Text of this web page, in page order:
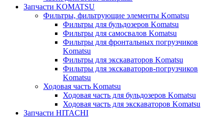
Запчасти KOMATSU
Фильтры, фильтрующие элементы Komatsu
Фильтры для бульдозеров Komatsu
Фильтры для самосвалов Komatsu
Фильтры для фронтальных погрузчиков
Komatsu
Фильтры для экскаваторов Komatsu
Фильтры для экскаваторов-погрузчиков
Komatsu
Ходовая часть Komatsu
Ходовая часть для бульдозеров Komatsu
Ходовая часть для экскаваторов Komatsu
Запчасти HITACHI